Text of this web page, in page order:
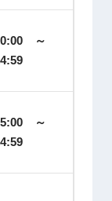
10:00 ～
15:00 ～